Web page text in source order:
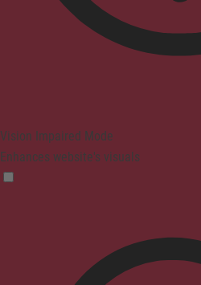
Vision Impaired Mode
Enhances website's visuals